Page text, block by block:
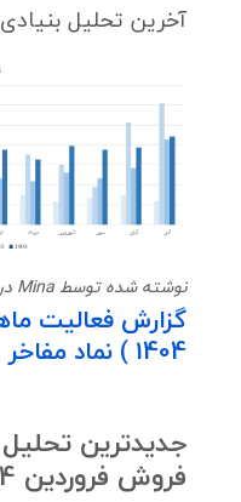
آخرین تحلیل
نوشته شده توسط Mina در 12 خرداد 1405
گزارش فعالیت
1404 ) نماد مفاخر
جدیدترین
فروش فروردین 1404